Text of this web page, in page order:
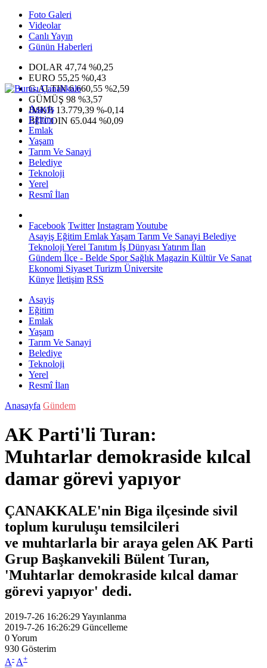
Foto Galeri
Videolar
Canlı Yayın
Günün Haberleri
DOLAR 47,74 %0,25
EURO 55,25 %0,43
G.ALTIN6.660,55 %2,59
GÜMÜŞ 98 %3,57
IMKB 13.779,39 %-0,14
BITCOIN 65.044 %0,09
Asayiş
Eğitim
Emlak
Yaşam
Tarım Ve Sanayi
Belediye
Teknoloji
Yerel
Resmî İlan
Facebook Twitter InstagramYoutube
Asayiş Eğitim EmlakYaşam Tarım Ve Sanayi Belediye
Teknoloji Yerel Tanıtım İş Dünyası Yatırım İlan
Gündem İlçe - Belde SporSağlık Magazin Kültür Ve Sanat
Ekonomi Siyaset Turizm Üniversite
Künye İletişim RSS
Asayiş
Eğitim
Emlak
Yaşam
Tarım Ve Sanayi
Belediye
Teknoloji
Yerel
Resmî İlan
Anasayfa Gündem
AK Parti'li Turan:
Muhtarlar demokraside kılcal
damar görevi yapıyor
ÇANAKKALE'nin Biga ilçesinde sivil
toplum kuruluşu temsilcileri
ve muhtarlarla bir araya gelen AK Parti
Grup Başkanvekili Bülent Turan,
'Muhtarlar demokraside kılcal damar
görevi yapıyor' dedi.
2019-7-26 16:26:29Yayınlanma
2019-7-26 16:26:29 Güncelleme
0Yorum
930 Gösterim
A- A+